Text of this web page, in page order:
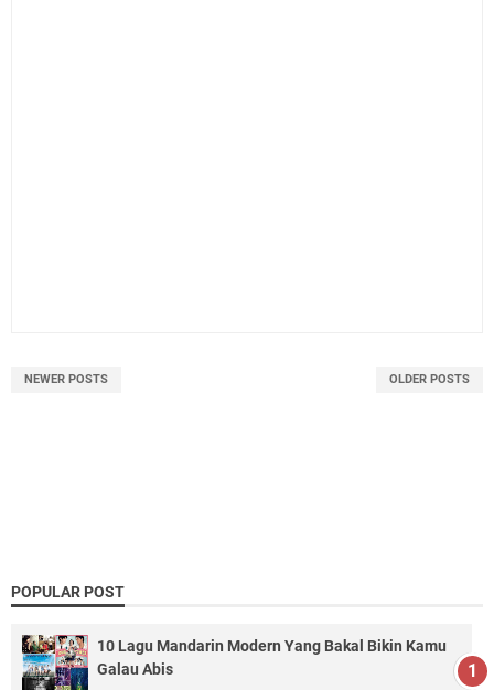
NEWER POSTS OLDER POSTS
POPULAR POST
10 Lagu Mandarin Modern Yang Bakal Bikin Kamu
Galau Abis